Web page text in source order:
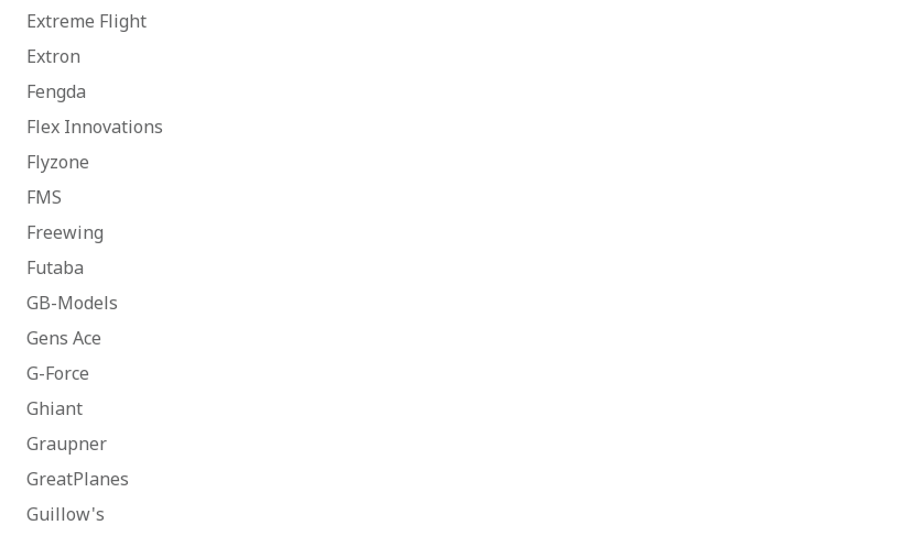
Extreme Flight
Extron
Fengda
Flex Innovations
Flyzone
FMS
Freewing
Futaba
GB-Models
Gens Ace
G-Force
Ghiant
Graupner
GreatPlanes
Guillow's